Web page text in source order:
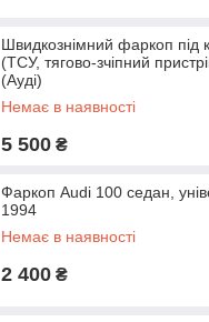
Швидкознімний фаркоп під
(ТСУ, тягово-зчіпний
(Ауді)
Немає в наявності
5 500 ₴
Фаркоп Audi 100 седан,
1994
Немає в наявності
2 400 ₴